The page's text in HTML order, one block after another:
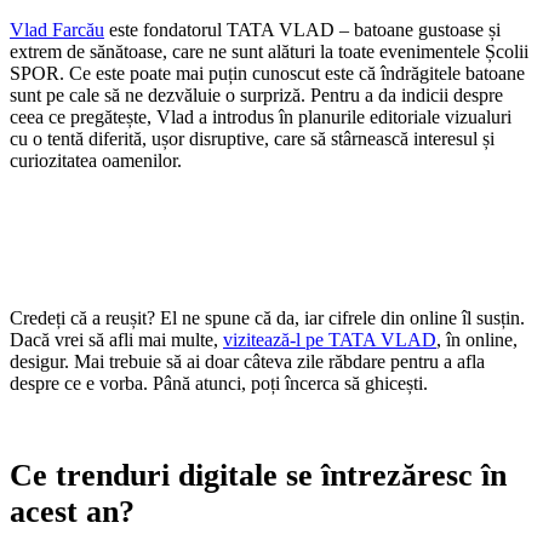
Vlad Farcău este fondatorul TATA VLAD – batoane gustoase și
extrem de sănătoase, care ne sunt alături la toate evenimentele Școlii
SPOR. Ce este poate mai puțin cunoscut este că îndrăgitele batoane
sunt pe cale să ne dezvăluie o surpriză. Pentru a da indicii despre
ceea ce pregătește, Vlad a introdus în planurile editoriale vizualuri
cu o tentă diferită, ușor disruptive, care să stârnească interesul și
curiozitatea oamenilor.
Credeți că a reușit? El ne spune că da, iar cifrele din online îl susțin.
Dacă vrei să afli mai multe, vizitează-l pe TATA VLAD, în online,
desigur. Mai trebuie să ai doar câteva zile răbdare pentru a afla
despre ce e vorba. Până atunci, poți încerca să ghicești.
Ce trenduri digitale se întrezăresc în
acest an?